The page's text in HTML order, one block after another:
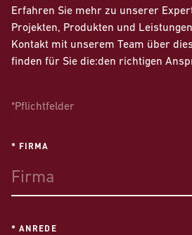
Erfahren Sie mehr zu unserer
Projekten, Produkten und
Kontakt mit unserem Team über
finden für Sie die:den richtigen
*Pflichtfelder
* FIRMA
* ANREDE